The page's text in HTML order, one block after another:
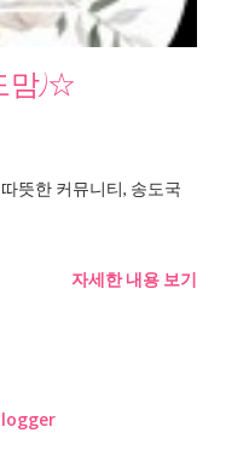
맘)☆
뜻한 커뮤니티, 송도국
자세한 내용 보기